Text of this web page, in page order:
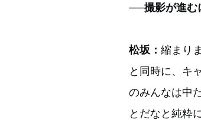
──撮影が進む
松坂： 縮まり
と同時に、キ
のみんなは中
とだなと純粋